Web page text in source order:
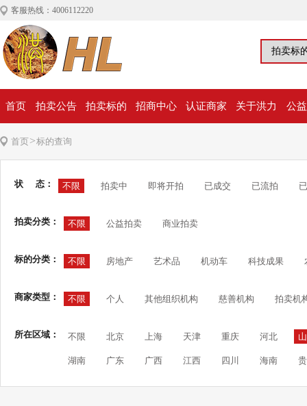
客服热线：4006112220
首页 拍卖公告 拍卖标的 招商中心 认证商家 关于洪力 公
首页>标的查询
状 态： 不限 拍卖中 即将开拍 已成交 已流拍
拍卖分类： 不限 公益拍卖 商业拍卖
标的分类： 不限 房地产 艺术品 机动车 科技成果
商家类型： 不限 个人 其他组织机构 慈善机构 拍卖机
所在区域： 不限 北京 上海 天津 重庆 河北
湖南 广东 广西 江西 四川 海南